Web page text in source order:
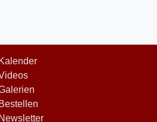
Kalender
Bestellen
Newsletter